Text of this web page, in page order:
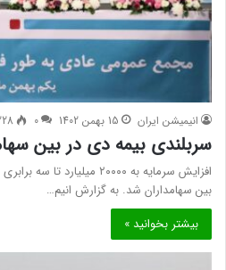
انیمیشن ایران 15 بهمن 1402 0
سربلندی بیمه دی در بین
افزایش سرمایه به ۲۰۰۰۰
بین سهامداران شد. به گزارش انیم…
بیشتر بخوانید »